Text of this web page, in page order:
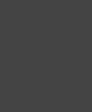
का जोश हाई
चुनाव में बीजेपी को
का सामना करना
हासिल की हैं, वहीं